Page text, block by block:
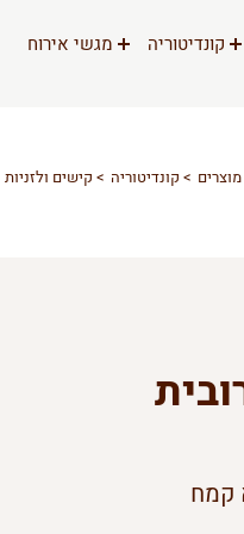
קונדיטוריה מגשי אירוח
מוצרים קונדיטוריה קישים ולזניות
קמח